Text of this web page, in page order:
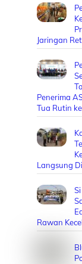
Jaringan
Penerima
Tua Rutin
Langsung
Rawan